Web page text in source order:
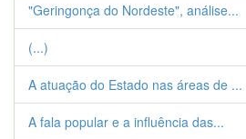
"Geringonça do Nordeste", análise...
(...)
A atuação do Estado nas áreas de ...
A fala popular e a influência das...